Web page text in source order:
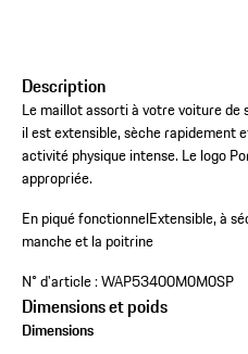
Description
Le maillot assorti à votre voiture
il est extensible, sèche rapidement
activité physique intense. Le logo
appropriée.
En piqué fonctionnelExtensible, à
manche et la poitrine
N° d'article :WAP53400M0M0SP
Dimensions et poids
Dimensions